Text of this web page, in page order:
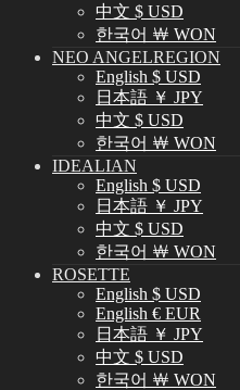
中文 $ USD
한국어 ￦ WON
NEO ANGELREGION
English $ USD
日本語 ￥ JPY
中文 $ USD
한국어 ￦ WON
IDEALIAN
English $ USD
日本語 ￥ JPY
中文 $ USD
한국어 ￦ WON
ROSETTE
English $ USD
English € EUR
日本語 ￥ JPY
中文 $ USD
한국어 ￦ WON